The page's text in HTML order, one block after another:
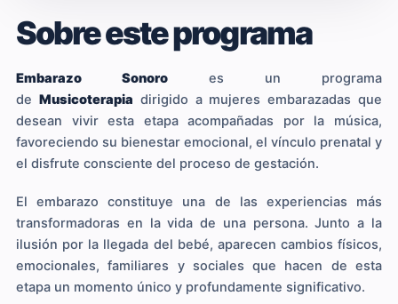
Sobre este programa
Embarazo Sonoro es un programa
de Musicoterapia dirigido a mujeres embarazadas que
desean vivir esta etapa acompañadas por la música,
favoreciendo su bienestar emocional, el vínculo prenatal y
el disfrute consciente del proceso de gestación.
El embarazo constituye una de las experiencias más
transformadoras en la vida de una persona. Junto a la
ilusión por la llegada del bebé, aparecen cambios físicos,
emocionales, familiares y sociales que hacen de esta
etapa un momento único y profundamente significativo.